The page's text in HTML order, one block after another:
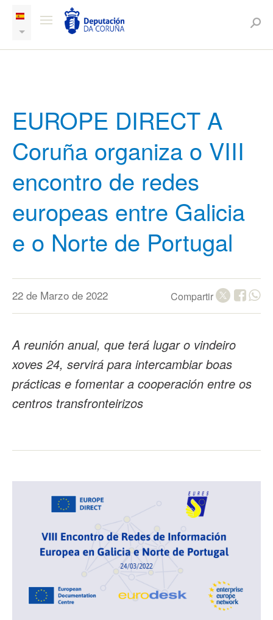
EUROPE DIRECT A
Coruña organiza o VIII
encontro de redes
europeas entre Galicia
e o Norte de Portugal
22 de Marzo de 2022 Compartir
A reunión anual, que terá lugar o vindeiro
xoves 24, servirá para intercambiar boas
prácticas e fomentar a cooperación entre os
centros transfronteirizos